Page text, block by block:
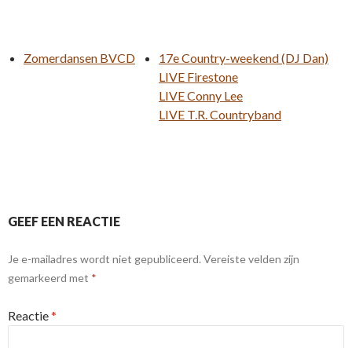
Zomerdansen BVCD
17e Country-weekend (DJ Dan)
LIVE Firestone
LIVE Conny Lee
LIVE T.R. Countryband
GEEF EEN REACTIE
Je e-mailadres wordt niet gepubliceerd. Vereiste velden zijn
gemarkeerd met *
Reactie*